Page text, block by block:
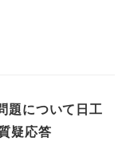
について日工
疑応答